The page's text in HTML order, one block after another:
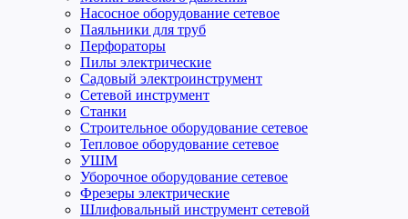
Насосное оборудование сетевое
Паяльники для труб
Перфораторы
Пилы электрические
Садовый электроинструмент
Сетевой инструмент
Станки
Строительное оборудование сетевое
Тепловое оборудование сетевое
УШМ
Уборочное оборудование сетевое
Фрезеры электрические
Шлифовальный инструмент сетевой